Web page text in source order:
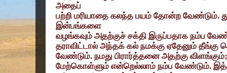
அதைப்
பற்றி மரியாதை கலந்த பயம் தோன்ற வேண்டும்.
இன்பங்களை
வழங்கவும் அதற்குச் சக்தி இருப்பதாக நம்ப
தராவிட்டால் அந்தக் கல் நமக்கு ஏதேனும் தீங்கு
வேண்டும். நமது பிரார்த்தனை அதற்கு விளங்கும்
மேற்கொள்ளும் என்றெல்லாம் நம்ப வேண்டும்.